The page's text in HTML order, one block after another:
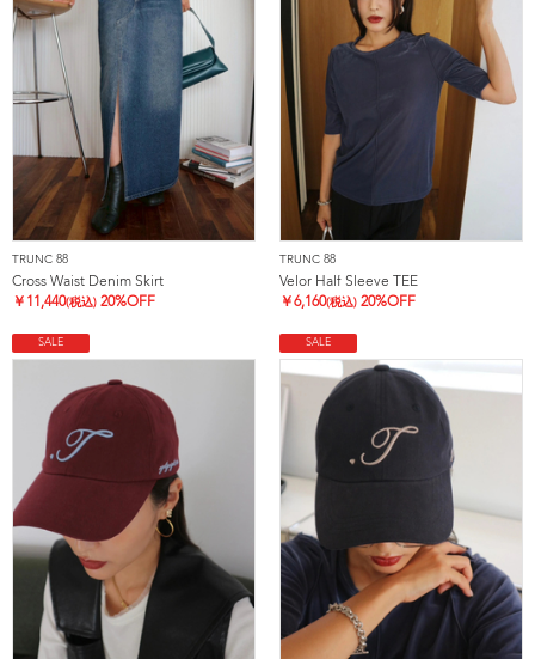
TRUNC 88
Cross Waist Denim Skirt
￥ 11,440(税込) 20%OFF
TRUNC 88
Velor Half Sleeve TEE
￥6,160(税込) 20%OFF
SALE SALE